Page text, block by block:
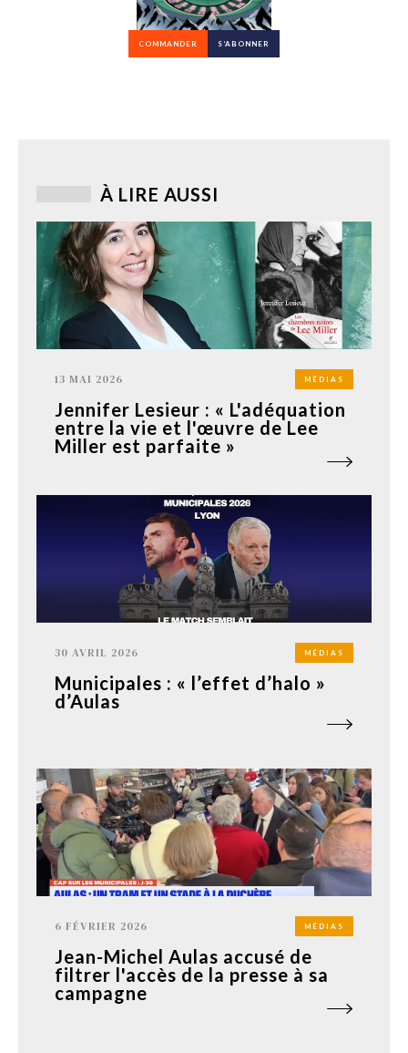
COMMANDER S’ABONNER
À LIRE AUSSI
13 MAI 2026 MÉDIAS
Jennifer Lesieur : « L'adéquation
entre la vie et l'œuvre de Lee
Miller est parfaite »
30 AVRIL 2026 MÉDIAS
Municipales : « l’effet d’halo »
d’Aulas
6 FÉVRIER 2026 MÉDIAS
Jean-Michel Aulas accusé de
filtrer l'accès de la presse à sa
campagne